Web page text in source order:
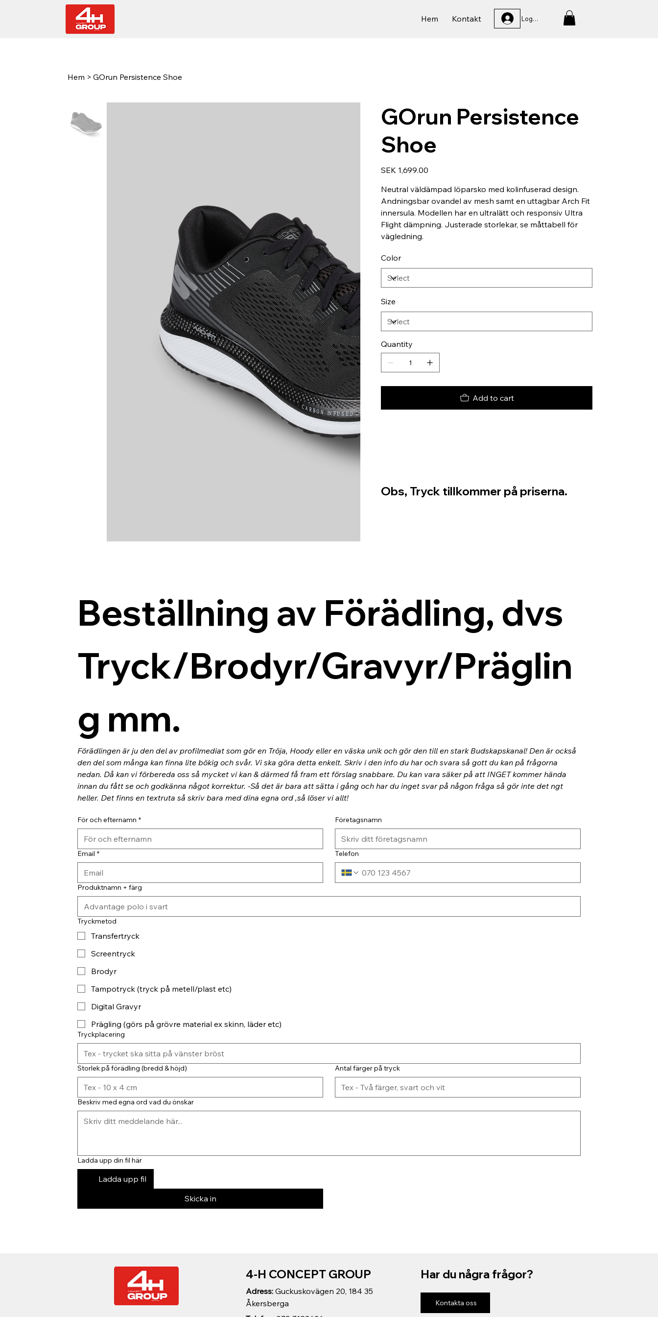
Hem Kontakt Logga In
Hem > GOrun Persistence Shoe
GOrun Persistence
Shoe
Price
SEK 1,699.00
Neutral väldämpad löparsko med kolinfuserad design.
Andningsbar ovandel av mesh samt en uttagbar Arch Fit
innersula. Modellen har en ultralätt och responsiv Ultra
Flight dämpning. Justerade storlekar, se måttabell för
vägledning.
Color
Size
Quantity
Add to cart
Obs, Tryck tillkommer på priserna.
Beställning av Förädling, dvs
Tryck/Brodyr/Gravyr/Präglin
g mm.
Förädlingen är ju den del av profilmediat som gör en Tröja, Hoody eller en väska unik och gör den till en stark Budskapskanal! Den är också
den del som många kan finna lite bökig och svår. Vi ska göra detta enkelt. Skriv i den info du har och svara så gott du kan på frågorna
nedan. Då kan vi förbereda oss så mycket vi kan & därmed få fram ett förslag snabbare. Du kan vara säker på att INGET kommer hända
innan du fått se och godkänna något korrektur. -Så det är bara att sätta i gång och har du inget svar på någon fråga så gör inte det ngt
heller. Det finns en textruta så skriv bara med dina egna ord ,så löser vi allt!
För och efternamn * Företagsnamn
Email * Telefon
Produktnamn + färg
Tryckmetod
Transfertryck
Screentryck
Brodyr
Tampotryck (tryck på metell/plast etc)
Digital Gravyr
Prägling (görs på grövre material ex skinn, läder etc)
Tryckplacering
Storlek på förädling (bredd & höjd) Antal färger på tryck
Beskriv med egna ord vad du önskar
Ladda upp din fil här
Ladda upp fil
Skicka in
Adress: Guckuskovägen 20, 184 35
Åkersberga
4-H CONCEPT GROUP Har du några frågor?
Kontakta oss